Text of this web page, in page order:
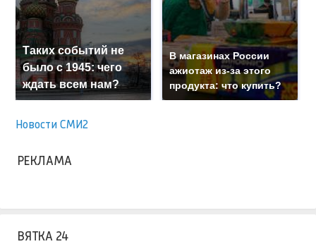
Таких событий не
было с 1945: чего
ждать всем нам?
В магазинах России
ажиотаж из-за этого
продукта: что купить?
Новости СМИ2
РЕКЛАМА
ВЯТКА 24